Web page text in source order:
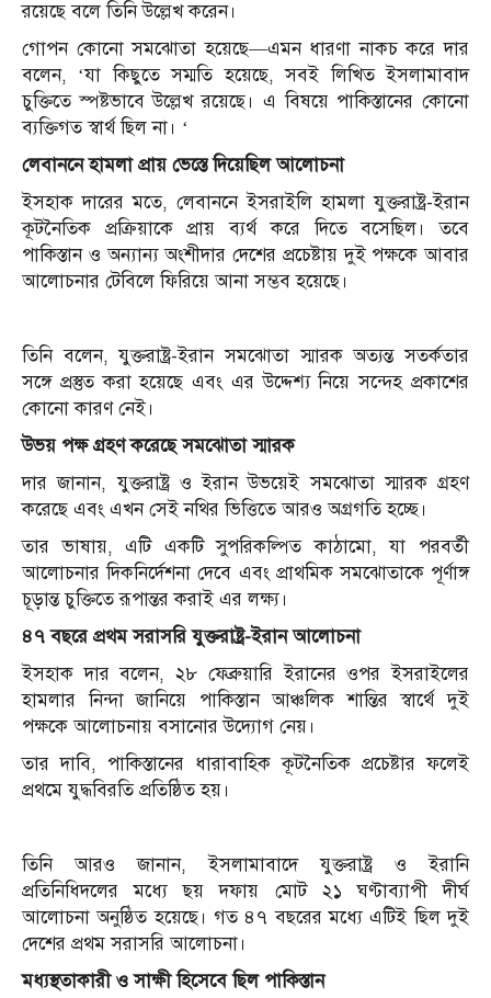
রয়েছে বলে তিনি উল্লেখ করেন।
গোপন কোনো সমঝোতা হয়েছে—এমন ধারণা নাকচ করে দার
বলেন, ‘যা কিছুতে সম্মতি হয়েছে, সবই লিখিত ইসলামাবাদ
চুক্তিতে স্পষ্টভাবে উল্লেখ রয়েছে। এ বিষয়ে পাকিস্তানের কোনো
ব্যক্তিগত স্বার্থ ছিল না। ‘
লেবাননে হামলা প্রায় ভেস্তে দিয়েছিল আলোচনা
ইসহাক দারের মতে, লেবাননে ইসরাইলি হামলা যুক্তরাষ্ট্র-ইরান
কূটনৈতিক প্রক্রিয়াকে প্রায় ব্যর্থ করে দিতে বসেছিল। তবে
পাকিস্তান ও অন্যান্য অংশীদার দেশের প্রচেষ্টায় দুই পক্ষকে আবার
আলোচনার টেবিলে ফিরিয়ে আনা সম্ভব হয়েছে।
তিনি বলেন, যুক্তরাষ্ট্র-ইরান সমঝোতা স্মারক অত্যন্ত সতর্কতার
সঙ্গে প্রস্তুত করা হয়েছে এবং এর উদ্দেশ্য নিয়ে সন্দেহ প্রকাশের
কোনো কারণ নেই।
উভয় পক্ষ গ্রহণ করেছে সমঝোতা স্মারক
দার জানান, যুক্তরাষ্ট্র ও ইরান উভয়েই সমঝোতা স্মারক গ্রহণ
করেছে এবং এখন সেই নথির ভিত্তিতে আরও অগ্রগতি হচ্ছে।
তার ভাষায়, এটি একটি সুপরিকল্পিত কাঠামো, যা পরবর্তী
আলোচনার দিকনির্দেশনা দেবে এবং প্রাথমিক সমঝোতাকে পূর্ণাঙ্গ
চূড়ান্ত চুক্তিতে রূপান্তর করাই এর লক্ষ্য।
৪৭ বছরে প্রথম সরাসরি যুক্তরাষ্ট্র-ইরান আলোচনা
ইসহাক দার বলেন, ২৮ ফেব্রুয়ারি ইরানের ওপর ইসরাইলের
হামলার নিন্দা জানিয়ে পাকিস্তান আঞ্চলিক শান্তির স্বার্থে দুই
পক্ষকে আলোচনায় বসানোর উদ্যোগ নেয়।
তার দাবি, পাকিস্তানের ধারাবাহিক কূটনৈতিক প্রচেষ্টার ফলেই
প্রথমে যুদ্ধবিরতি প্রতিষ্ঠিত হয়।
তিনি আরও জানান, ইসলামাবাদে যুক্তরাষ্ট্র ও ইরানি
প্রতিনিধিদলের মধ্যে ছয় দফায় মোট ২১ ঘণ্টাব্যাপী দীর্ঘ
আলোচনা অনুষ্ঠিত হয়েছে। গত ৪৭ বছরের মধ্যে এটিই ছিল দুই
দেশের প্রথম সরাসরি আলোচনা।
মধ্যস্থতাকারী ও সাক্ষী হিসেবে ছিল পাকিস্তান